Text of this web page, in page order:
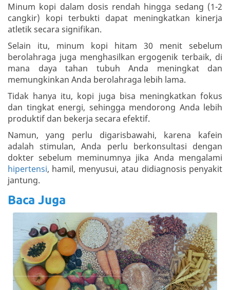
Minum kopi dalam dosis rendah hingga sedang (1-2
cangkir) kopi terbukti dapat meningkatkan kinerja
atletik secara signifikan.
Selain itu, minum kopi hitam 30 menit sebelum
berolahraga juga menghasilkan ergogenik terbaik, di
mana daya tahan tubuh Anda meningkat dan
memungkinkan Anda berolahraga lebih lama.
Tidak hanya itu, kopi juga bisa meningkatkan fokus
dan tingkat energi, sehingga mendorong Anda lebih
produktif dan bekerja secara efektif.
Namun, yang perlu digarisbawahi, karena kafein
adalah stimulan, Anda perlu berkonsultasi dengan
dokter sebelum meminumnya jika Anda mengalami
hipertensi, hamil, menyusui, atau didiagnosis penyakit
jantung.
Baca Juga